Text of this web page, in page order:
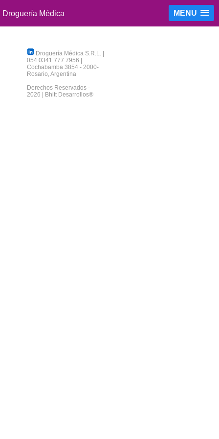
MENU
Droguería Médica S.R.L.
054 0341 777 7956
Cochabamba 3854 - 2000-
Rosario,Argentina
Derechos Reservados -
2026 |
Bhitt Desarrollos®